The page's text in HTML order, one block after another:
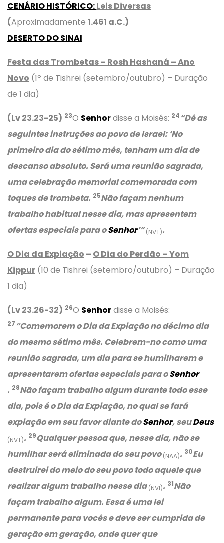
CENÁRIO HISTÓRICO:Leis Diversas
(Aproximadamente 1.461 a.C.)
DESERTO DO SINAI
Festa das Trombetas – Rosh Hashaná – Ano
Novo (1º de Tishrei (setembro/outubro) – Duração
de 1 dia)
(Lv 23.23-25) 23O Senhordisse a Moisés: 24“Dê as
seguintes instruções ao povo de Israel: ‘No
primeiro dia do sétimo mês, tenham um dia de
descanso absoluto. Será uma reunião sagrada,
uma celebração memorial comemorada com
toques de trombeta. 25Não façam nenhum
trabalho habitual nesse dia, mas apresentem
ofertas especiais para oSenhor’”(NVT).
O Dia da Expiação – O Dia do Perdão – Yom
Kippur (10 de Tishrei (setembro/outubro) – Duração
1 dia)
(Lv 23.26-32) 26O Senhordisse a Moisés:
27“Comemorem o Dia da Expiação no décimo dia
do mesmo sétimo mês. Celebrem-no como uma
reunião sagrada, um dia para se humilharem e
apresentarem ofertas especiais para oSenhor
. 28Não façam trabalho algum durante todo esse
dia, pois é o Dia da Expiação, no qual se fará
expiação em seu favor diante doSenhor, seuDeus
(NVT). 29Qualquer pessoa que, nesse dia, não se
humilhar será eliminada do seu povo(NAA). 30Eu
destruirei do meio do seu povo todo aquele que
realizar algum trabalho nesse dia(NVI). 31Não
façam trabalho algum. Essa é uma lei
permanente para vocês e deve ser cumprida de
geração em geração, onde quer que